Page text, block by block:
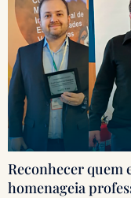
Reconhecer quem
homenageia